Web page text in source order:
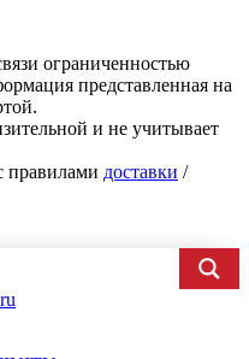
ограниченностью
представленная на
и не учитывает
правилами доставки /